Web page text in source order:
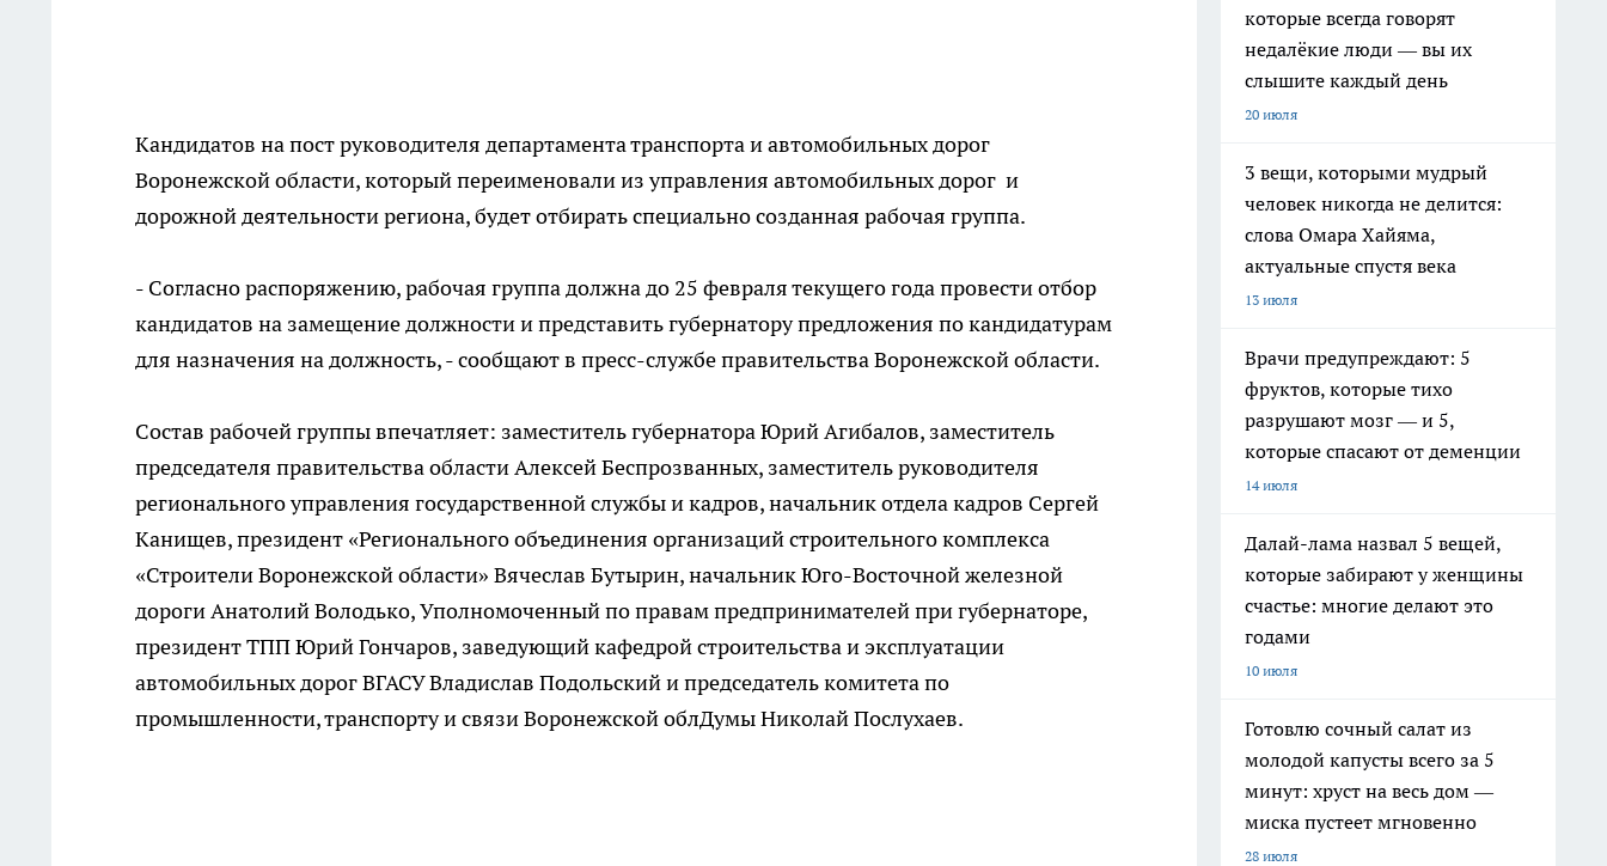
Кандидатов на пост руководителя департамента транспорта и автомобильных дорог
Воронежской области, который переименовали из управления автомобильных дорог и
дорожной деятельности региона, будет отбирать специально созданная рабочая группа.
- Согласно распоряжению, рабочая группа должна до 25 февраля текущего года провести отбор
кандидатов на замещение должности и представить губернатору предложения по кандидатурам
для назначения на должность, - сообщают в пресс-службе правительства Воронежской области.
Состав рабочей группы впечатляет: заместитель губернатора Юрий Агибалов, заместитель
председателя правительства области Алексей Беспрозванных, заместитель руководителя
регионального управления государственной службы и кадров, начальник отдела кадров Сергей
Канищев, президент «Регионального объединения организаций строительного комплекса
«Строители Воронежской области» Вячеслав Бутырин, начальник Юго-Восточной железной
дороги Анатолий Володько, Уполномоченный по правам предпринимателей при губернаторе,
президент ТПП Юрий Гончаров, заведующий кафедрой строительства и эксплуатации
автомобильных дорог ВГАСУ Владислав Подольский и председатель комитета по
промышленности, транспорту и связи Воронежской облДумы Николай Послухаев.
которые всегда говорят
недалёкие люди — вы их
слышите каждый день
20 июля
3 вещи, которыми мудрый
человек никогда не делится:
слова Омара Хайяма,
актуальные спустя века
13 июля
Врачи предупреждают: 5
фруктов, которые тихо
разрушают мозг — и 5,
которые спасают от деменции
14 июля
Далай-лама назвал 5 вещей,
которые забирают у женщины
счастье: многие делают это
годами
10 июля
Готовлю сочный салат из
молодой капусты всего за 5
минут: хруст на весь дом —
миска пустеет мгновенно
28 июля